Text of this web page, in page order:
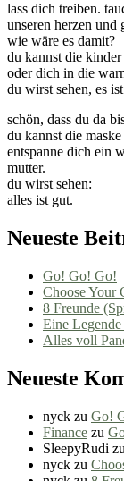
lass dich treiben.
unseren herzen und
wie wäre es damit?
du kannst die
oder dich in die
du wirst sehen, es
schön, dass du da
du kannst die
entspanne dich ein
mutter.
du wirst sehen:
alles ist gut.
Neueste
Go! Go! Go!
Choose Your
8 Freunde
Eine
Alles voll
Neueste
nyck zu Go!
Finance zu
SleepyRudi zu
nyck zu